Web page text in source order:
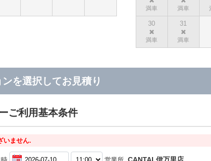
30 31
を選択してお見積り
ご利用基本条件
いません.